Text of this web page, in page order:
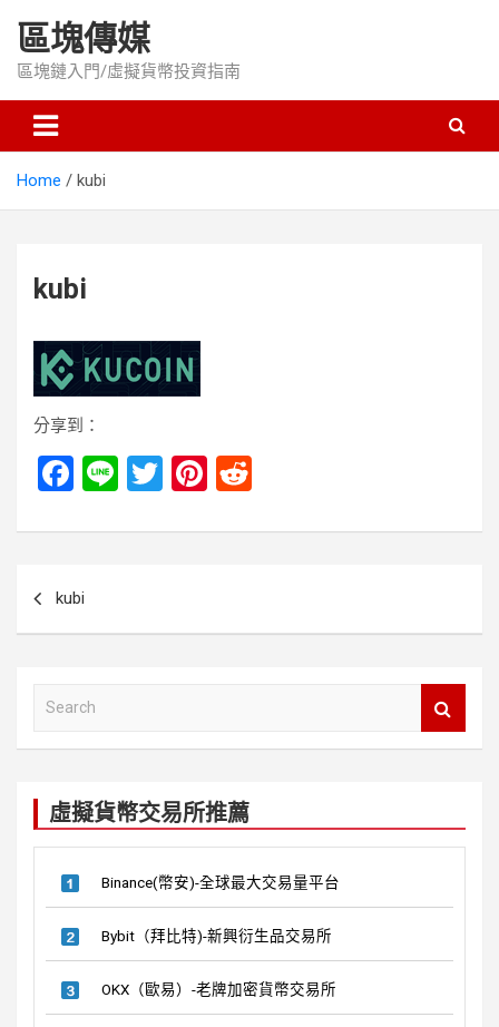
content
區塊傳媒
區塊鏈入門/虛擬貨幣投資指南
Home kubi
kubi
分享到：
F
ce
b
o
Li
e
T
tt
Pi
er d
kubi
虛擬貨幣交易所推薦
Binance(幣安)-全球最大交易量平台
Bybit（拜比特)-新興衍生品交易所
OKX（歐易）-老牌加密貨幣交易所